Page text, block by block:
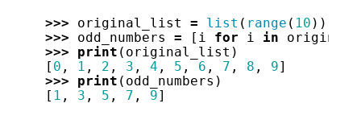
>>> original_list = list ( range ( 10 ))
>>>
odd_numbers = [ i for i in
>>>
print ( original_list )
[ 0 , 1 , 2 , 3 , 4 , 5 , 6 , 7 , 8 , 9]
>>>
print ( odd_numbers )
[ 1 , 3 , 5 , 7 , 9]